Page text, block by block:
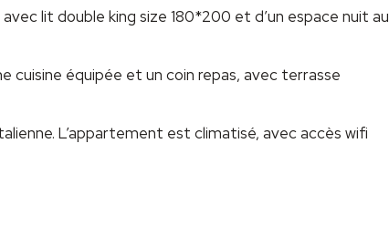
lit double king size 180*200 et d’un espace nuit au
cuisine équipée et un coin repas, avec terrasse
L’appartement est climatisé, avec accès wifi